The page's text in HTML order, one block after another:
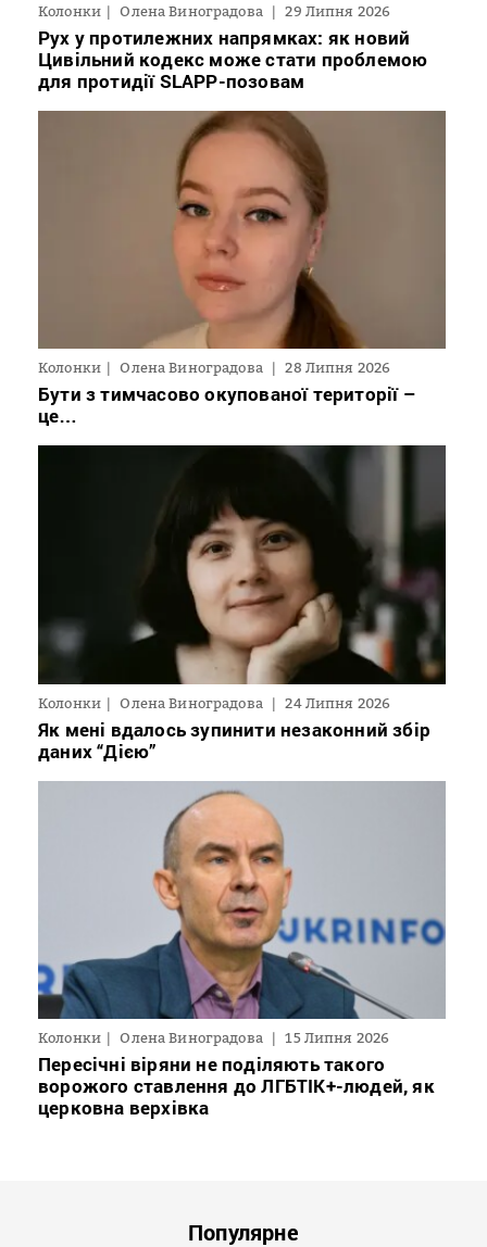
Колонки Олена Виноградова 29 Липня 2026
Рух у протилежних напрямках: як новий
Цивільний кодекс може стати проблемою
для протидії SLAPP-позовам
Колонки Олена Виноградова 28 Липня 2026
Бути з тимчасово окупованої території –
це…
Колонки Олена Виноградова 24 Липня 2026
Як мені вдалось зупинити незаконний збір
даних “Дією”
Колонки Олена Виноградова 15 Липня 2026
Пересічні віряни не поділяють такого
ворожого ставлення до ЛГБТІК+-людей, як
церковна верхівка
Популярне